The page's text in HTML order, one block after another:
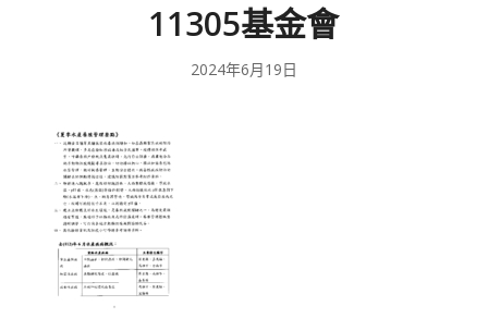
11305基金會
2024年6月19日